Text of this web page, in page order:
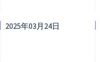
2025年03月24日